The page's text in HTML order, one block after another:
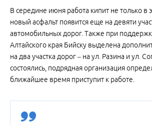
В середине июня работа кипит не только в
новый асфальт появится еще на девяти
автомобильных дорог. Также при
Алтайского края Бийску выделена
на два участка дорог – на ул. Разина и ул.
состоялись, подрядная организация
ближайшее время приступит к работе.